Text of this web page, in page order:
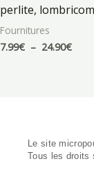
perlite,
Fournitures
7.99€ – 24.90€
Le site
Tous les droits